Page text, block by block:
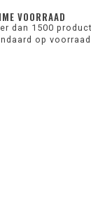
VOORRAAD
dan 1500
op voorraad